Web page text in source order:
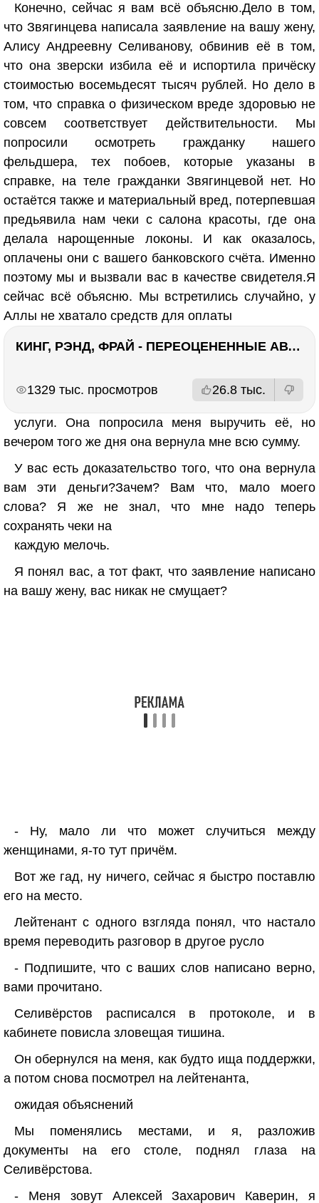
Конечно, сейчас я вам всё объясню.Дело в том,
что Звягинцева написала заявление на вашу жену,
Алису Андреевну Селиванову, обвинив её в том,
что она зверски избила её и испортила причёску
стоимостью восемьдесят тысяч рублей. Но дело в
том, что справка о физическом вреде здоровью не
совсем соответствует действительности. Мы
попросили осмотреть гражданку нашего
фельдшера, тех побоев, которые указаны в
справке, на теле гражданки Звягинцевой нет. Но
остаётся также и материальный вред, потерпевшая
предьявила нам чеки с салона красоты, где она
делала нарощенные локоны. И как оказалось,
оплачены они с вашего банковского счёта. Именно
поэтому мы и вызвали вас в качестве свидетеля.Я
сейчас всё объясню. Мы встретились случайно, у
Аллы не хватало средств для оплаты
КИНГ, РЭНД, ФРАЙ - ПЕРЕОЦЕНЕННЫЕ АВТОРЫ? ¯\_(ツ)_/¯
1329 тыс. просмотров 26.8 тыс.
услуги. Она попросила меня выручить её, но
вечером того же дня она вернула мне всю сумму.
У вас есть доказательство того, что она вернула
вам эти деньги?Зачем? Вам что, мало моего
слова? Я же не знал, что мне надо теперь
сохранять чеки на
каждую мелочь.
Я понял вас, а тот факт, что заявление написано
на вашу жену, вас никак не смущает?
- Ну, мало ли что может случиться между
женщинами, я-то тут причём.
Вот же гад, ну ничего, сейчас я быстро поставлю
его на место.
Лейтенант с одного взгляда понял, что настало
время переводить разговор в другое русло
- Подпишите, что с ваших слов написано верно,
вами прочитано.
Селивёрстов расписался в протоколе, и в
кабинете повисла зловещая тишина.
Он обернулся на меня, как будто ища поддержки,
а потом снова посмотрел на лейтенанта,
ожидая объяснений
Мы поменялись местами, и я, разложив
документы на его столе, поднял глаза на
Селивёрстова.
- Меня зовут Алексей Захарович Каверин, я